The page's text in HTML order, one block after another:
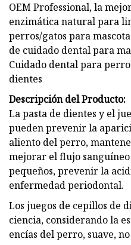
OEM Professional, la
enzimática natural para
perros/gatos para
de cuidado dental para
Cuidado dental para
dientes
Descripción del Producto:
La pasta de dientes y el
pueden prevenir la
aliento del perro,
mejorar el flujo sanguíneo
pequeños, prevenir la
enfermedad periodontal.
Los juegos de cepillos de
ciencia, considerando la
encías del perro, suave,